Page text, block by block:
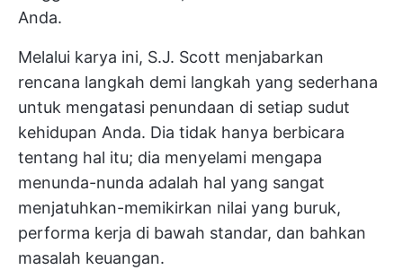
Anda.
Melalui karya ini, S.J. Scott menjabarkan
rencana langkah demi langkah yang sederhana
untuk mengatasi penundaan di setiap sudut
kehidupan Anda. Dia tidak hanya berbicara
tentang hal itu; dia menyelami mengapa
menunda-nunda adalah hal yang sangat
menjatuhkan-memikirkan nilai yang buruk,
performa kerja di bawah standar, dan bahkan
masalah keuangan.